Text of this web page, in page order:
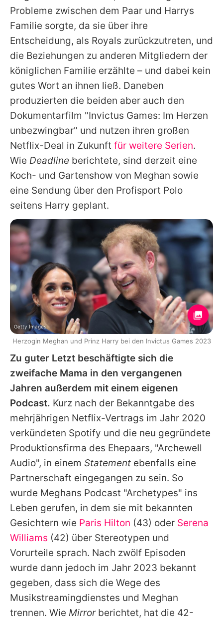
Probleme zwischen dem Paar und Harrys
Familie sorgte, da sie über ihre
Entscheidung, als Royals zurückzutreten, und
die Beziehungen zu anderen Mitgliedern der
königlichen Familie erzählte – und dabei kein
gutes Wort an ihnen ließ. Daneben
produzierten die beiden aber auch den
Dokumentarfilm "Invictus Games: Im Herzen
unbezwingbar" und nutzen ihren großen
Netflix-Deal in Zukunft für weitere Serien.
Wie Deadline berichtete, sind derzeit eine
Koch- und Gartenshow von Meghan sowie
eine Sendung über den Profisport Polo
seitens Harry geplant.
Zu guter Letzt beschäftigte sich die
zweifache Mama in den vergangenen
Jahren außerdem mit einem eigenen
Podcast. Kurz nach der Bekanntgabe des
mehrjährigen Netflix-Vertrags im Jahr 2020
verkündeten Spotify und die neu gegründete
Produktionsfirma des Ehepaars, "Archewell
Audio", in einem Statement ebenfalls eine
Partnerschaft eingegangen zu sein. So
wurde Meghans Podcast "Archetypes" ins
Leben gerufen, in dem sie mit bekannten
Gesichtern wie Paris Hilton (43) oder Serena
Williams (42) über Stereotypen und
Vorurteile sprach. Nach zwölf Episoden
wurde dann jedoch im Jahr 2023 bekannt
gegeben, dass sich die Wege des
Musikstreamingdienstes und Meghan
trennen. Wie Mirrorberichtet, hat die 42-
Getty Images
Herzogin Meghan und Prinz Harry bei den Invictus Games 2023